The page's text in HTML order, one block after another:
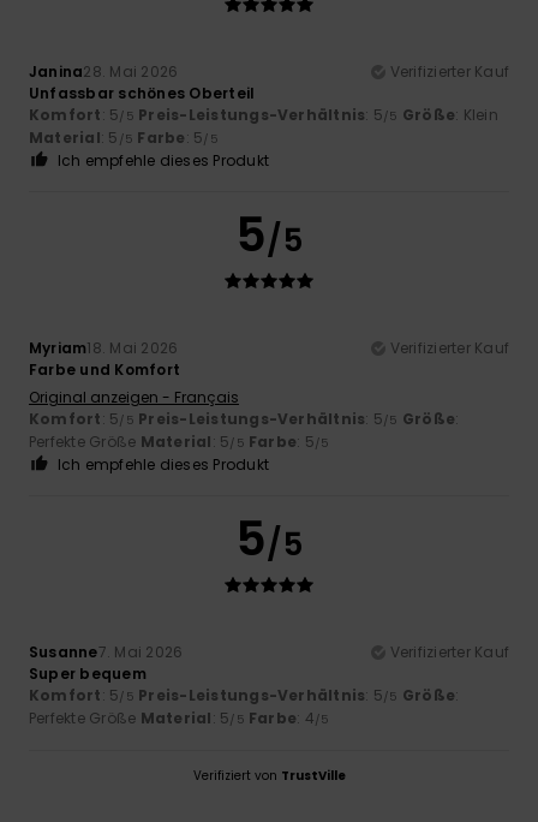
Janina28. Mai 2026
Verifizierter Kauf
Unfassbar schönes Oberteil
Komfort: 5/5 Preis-Leistungs-Verhältnis: 5/5 Größe: Klein
Material: 5 /5 Farbe: 5/5
Ich empfehle dieses Produkt
5/5
Myriam18. Mai 2026
Verifizierter Kauf
Farbe und Komfort
Original anzeigen - Français
Komfort: 5/5 Preis-Leistungs-Verhältnis: 5/5 Größe:
Perfekte Größe Material: 5/5 Farbe: 5/5
Ich empfehle dieses Produkt
5/5
Susanne7. Mai 2026
Verifizierter Kauf
Super bequem
Komfort: 5/5 Preis-Leistungs-Verhältnis: 5/5 Größe:
Perfekte Größe Material: 5/5 Farbe: 4/5
Verifiziert von TrustVille